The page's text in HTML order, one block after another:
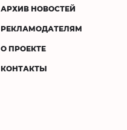
АРХИВ НОВОСТЕЙ
РЕКЛАМОДАТЕЛЯМ
О ПРОЕКТЕ
КОНТАКТЫ